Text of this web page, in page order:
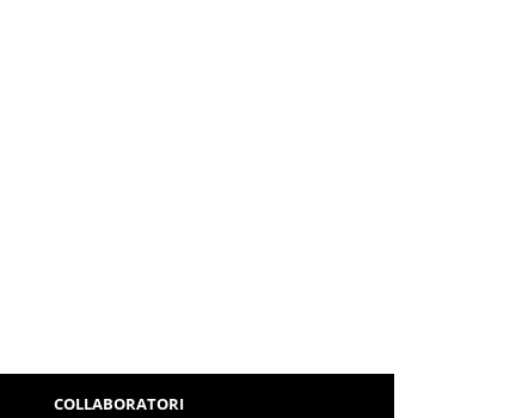
COLLABORATORI